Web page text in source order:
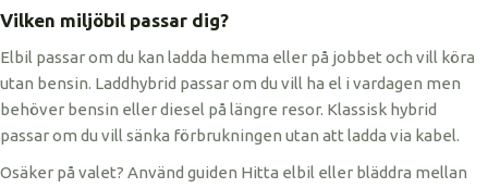
Vilken miljöbil passar dig?
Elbil passar om du kan ladda hemma eller på jobbet och vill köra
utan bensin. Laddhybrid passar om du vill ha el i vardagen men
behöver bensin eller diesel på längre resor. Klassisk hybrid
passar om du vill sänka förbrukningen utan att ladda via kabel.
Osäker på valet? Använd guiden Hitta elbil eller bläddra mellan